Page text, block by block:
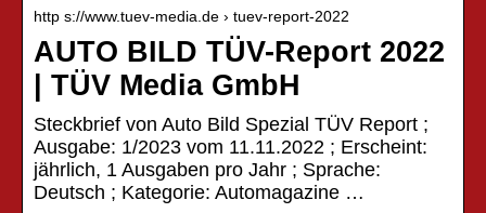
http s://www.tuev-media.de › tuev-report-2022
AUTO BILD TÜV-Report 2022
| TÜV Media GmbH
Steckbrief von Auto Bild Spezial TÜV Report ;
Ausgabe: 1/2023 vom 11.11.2022 ; Erscheint:
jährlich, 1 Ausgaben pro Jahr ; Sprache:
Deutsch ; Kategorie: Automagazine …